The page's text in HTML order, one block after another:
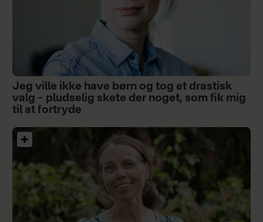
Jeg ville ikke have børn og tog et drastisk
valg – pludselig skete der noget, som fik mig
til at fortryde